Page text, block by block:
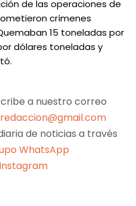
de las operaciones de
crímenes
15 toneladas por
dólares toneladas y
a nuestro correo
de noticias a través
WhatsApp
Instagram